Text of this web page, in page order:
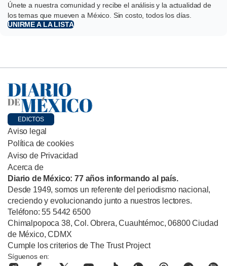
Únete a nuestra comunidad y recibe el análisis y la actualidad de
los temas que mueven a México. Sin costo, todos los días.
UNIRME A LA LISTA
EDICTOS
Aviso legal
Política de cookies
Aviso de Privacidad
Acerca de
Diario de México: 77 años informando al país.
Desde 1949, somos un referente del periodismo nacional,
creciendo y evolucionando junto a nuestros lectores.
Teléfono: 55 5442 6500
Chimalpopoca 38, Col. Obrera, Cuauhtémoc, 06800 Ciudad
de México, CDMX
Cumple los criterios de The Trust Project
Síguenos en: